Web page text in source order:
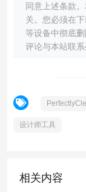
同意上述条款
关。您必须在
等设备中彻底
评论与本站联系
设计师工具
相关内容